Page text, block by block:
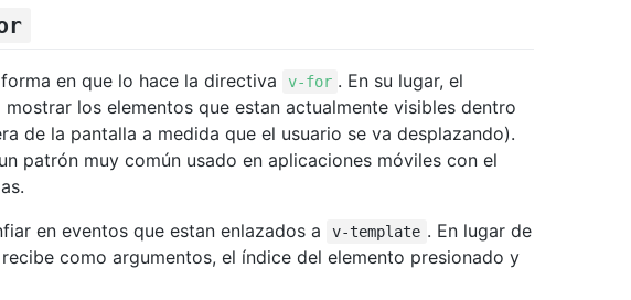
en que lo hace la directiva v-for . En su lugar, el
los elementos que estan actualmente visibles dentro
de la pantalla a medida que el usuario se va desplazando).
patrón muy común usado en aplicaciones móviles con el
en eventos que estan enlazados a
v-template . En lugar de
como argumentos, el índice del elemento presionado y